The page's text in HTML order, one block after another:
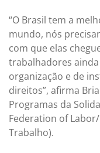
“O Brasil tem a
mundo, nós
com que elas
trabalhadores
organização e de
direitos”, afirma
Programas da
Federation of
Trabalho).